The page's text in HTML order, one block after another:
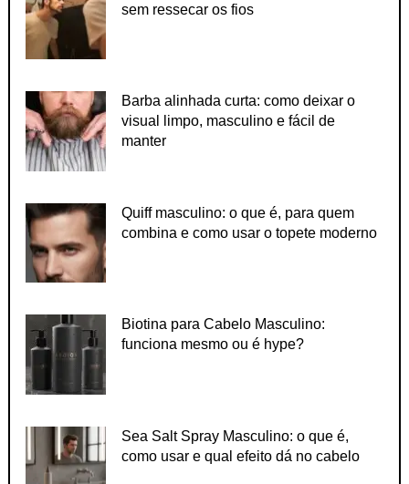
sem ressecar os fios
Barba alinhada curta: como deixar o
visual limpo, masculino e fácil de
manter
Quiff masculino: o que é, para quem
combina e como usar o topete moderno
Biotina para Cabelo Masculino:
funciona mesmo ou é hype?
Sea Salt Spray Masculino: o que é,
como usar e qual efeito dá no cabelo